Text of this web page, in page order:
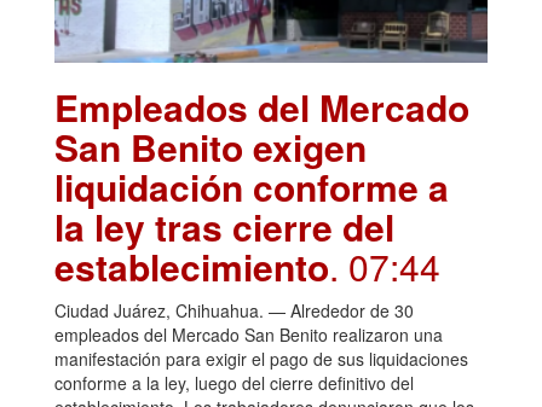
Empleados del Mercado
San Benito exigen
liquidación conforme a
la ley tras cierre del
establecimiento. 07:44
Ciudad Juárez, Chihuahua. — Alrededor de 30
empleados del Mercado San Benito realizaron una
manifestación para exigir el pago de sus liquidaciones
conforme a la ley, luego del cierre definitivo del